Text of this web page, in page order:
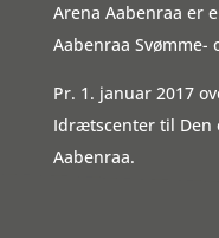
Arena Aabenraa er
Aabenraa
Pr. 1. januar 2017
Idrætscenter til Den
Aabenraa.